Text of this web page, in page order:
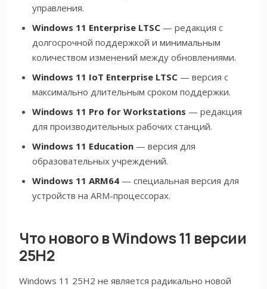
управления.
Windows 11 Enterprise LTSC — редакция с
долгосрочной поддержкой и минимальным
количеством изменений между обновлениями.
Windows 11 IoT Enterprise LTSC — версия с
максимально длительным сроком поддержки.
Windows 11 Pro for Workstations — редакция
для производительных рабочих станций.
Windows 11 Education — версия для
образовательных учреждений.
Windows 11 ARM64 — специальная версия для
устройств на ARM-процессорах.
Что нового в Windows 11 версии
25H2
Windows 11 25H2 не является радикально новой